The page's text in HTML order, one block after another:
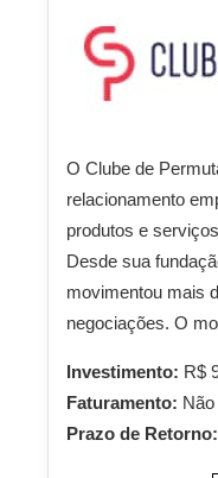
O Clube de
relacionamento
produtos e
Desde sua
movimentou mais
negociações. O
Investimento: R$
Faturamento:
Prazo de Retorno: